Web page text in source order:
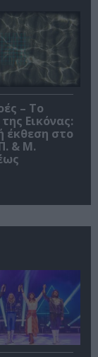
– Το
Εικόνας:
έκθεση στο
& Μ.